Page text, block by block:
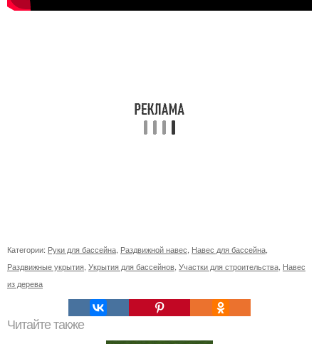
Категории: Руки для бассейна Раздвижной навес Навес для бассейна
Раздвижные укрытия Укрытия для бассейнов Участки для строительства Навес
из дерева
Читайте также